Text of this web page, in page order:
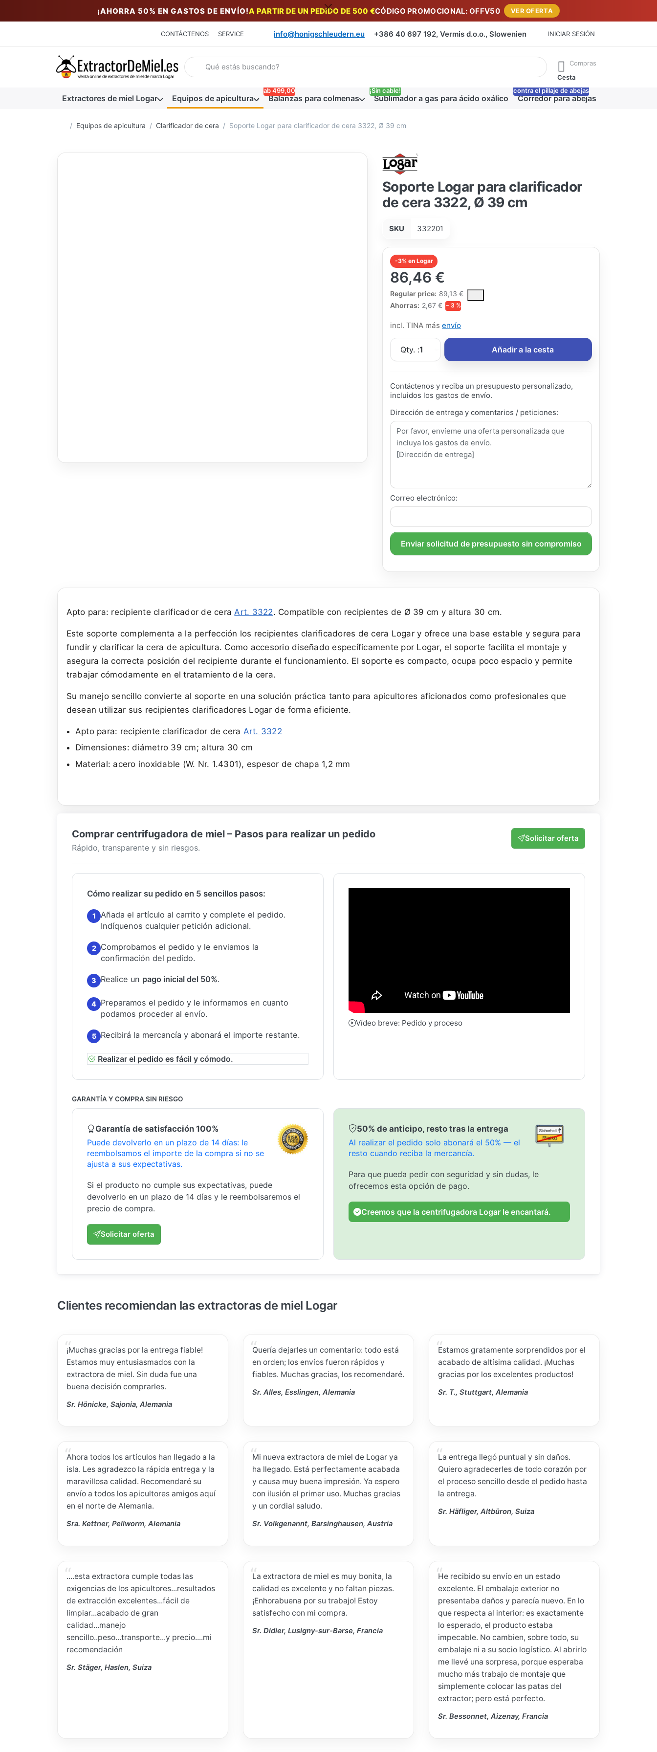
¡AHORRA 50% EN GASTOS DE ENVÍO!A PARTIR DE UN PEDIDO DE 500 €CÓDIGO PROMOCIONAL: OFFV50 VER OFERTA
CONTÁCTENOS SERVICE info@honigschleudern.eu +386 40 697 192, Vermis d.o.o., Slowenien INICIAR SESIÓN
Introduzca un término de búsqueda. Los primeros resultados aparecen automáticamente a medida que escribe. Pulse la tecla Intro para
Compras
Cesta
Extractores de miel Logar Equipos de apicultura Balanzas para colmenas
ab 499,00
Sublimador a gas para ácido oxálico
¡Sin cable!
Corredor para abejas
contra el pillaje de abejas
Página de inicio
Equipos de apicultura Clarificador de cera Soporte Logar para clarificador de cera 3322, Ø 39 cm
Soporte Logar para clarificador
de cera 3322, Ø 39 cm
SKU 332201
-3% en Logar
86,46 €
Regular price: 89,13 €
The Regular Price is the median selling price paid by customers for a product,
Ahorras: 2,67 € − 3 %
incl. TINA másenvío
Qty. :1 Añadir a la cesta
Contáctenos y reciba un presupuesto personalizado,
incluidos los gastos de envío.
Dirección de entrega y comentarios / peticiones:
Correo electrónico:
Enviar solicitud de presupuesto sin compromiso
Apto para: recipiente clarificador de cera Art. 3322. Compatible con recipientes de Ø 39 cm y altura 30 cm.
Este soporte complementa a la perfección los recipientes clarificadores de cera Logar y ofrece una base estable y segura para
fundir y clarificar la cera de apicultura. Como accesorio diseñado específicamente por Logar, el soporte facilita el montaje y
asegura la correcta posición del recipiente durante el funcionamiento. El soporte es compacto, ocupa poco espacio y permite
trabajar cómodamente en el tratamiento de la cera.
Su manejo sencillo convierte al soporte en una solución práctica tanto para apicultores aficionados como profesionales que
desean utilizar sus recipientes clarificadores Logar de forma eficiente.
Apto para: recipiente clarificador de cera Art. 3322
Dimensiones: diámetro 39 cm; altura 30 cm
Material: acero inoxidable (W. Nr. 1.4301), espesor de chapa 1,2 mm
Comprar centrifugadora de miel – Pasos para realizar un pedido
Rápido, transparente y sin riesgos.
Solicitar oferta
Cómo realizar su pedido en 5 sencillos pasos:
1
Añada el artículo al carrito y complete el pedido.
Indíquenos cualquier petición adicional.
2
Comprobamos el pedido y le enviamos la
confirmación del pedido.
3 Realice un pago inicial del 50%.
4 Preparamos el pedido y le informamos en cuanto
podamos proceder al envío.
5 Recibirá la mercancía y abonará el importe restante.
Realizar el pedido es fácil y cómodo.
Vídeo breve: Pedido y proceso
GARANTÍA Y COMPRA SIN RIESGO
Garantía de satisfacción 100%
Puede devolverlo en un plazo de 14 días: le
reembolsamos el importe de la compra si no se
ajusta a sus expectativas.
Si el producto no cumple sus expectativas, puede
devolverlo en un plazo de 14 días y le reembolsaremos el
precio de compra.
Solicitar oferta
50% de anticipo, resto tras la entrega
Al realizar el pedido solo abonará el 50% — el
resto cuando reciba la mercancía.
Para que pueda pedir con seguridad y sin dudas, le
ofrecemos esta opción de pago.
Creemos que la centrifugadora Logar le encantará.
Clientes recomiendan las extractoras de miel Logar
¡Muchas gracias por la entrega fiable!
Estamos muy entusiasmados con la
extractora de miel. Sin duda fue una
buena decisión comprarles.
Sr. Hönicke, Sajonia, Alemania
Quería dejarles un comentario: todo está
en orden; los envíos fueron rápidos y
fiables. Muchas gracias, los recomendaré.
Sr. Alles, Esslingen, Alemania
Estamos gratamente sorprendidos por el
acabado de altísima calidad. ¡Muchas
gracias por los excelentes productos!
Sr. T., Stuttgart, Alemania
Ahora todos los artículos han llegado a la
isla. Les agradezco la rápida entrega y la
maravillosa calidad. Recomendaré su
envío a todos los apicultores amigos aquí
en el norte de Alemania.
Sra. Kettner, Pellworm, Alemania
Mi nueva extractora de miel de Logar ya
ha llegado. Está perfectamente acabada
y causa muy buena impresión. Ya espero
con ilusión el primer uso. Muchas gracias
y un cordial saludo.
Sr. Volkgenannt, Barsinghausen, Austria
La entrega llegó puntual y sin daños.
Quiero agradecerles de todo corazón por
el proceso sencillo desde el pedido hasta
la entrega.
Sr. Häfliger, Altbüron, Suiza
....esta extractora cumple todas las
exigencias de los apicultores...resultados
de extracción excelentes...fácil de
limpiar...acabado de gran
calidad...manejo
sencillo..peso...transporte...y precio....mi
recomendación
Sr. Stäger, Haslen, Suiza
La extractora de miel es muy bonita, la
calidad es excelente y no faltan piezas.
¡Enhorabuena por su trabajo! Estoy
satisfecho con mi compra.
Sr. Didier, Lusigny-sur-Barse, Francia
He recibido su envío en un estado
excelente. El embalaje exterior no
presentaba daños y parecía nuevo. En lo
que respecta al interior: es exactamente
lo esperado, el producto estaba
impecable. No cambien, sobre todo, su
embalaje ni a su socio logístico. Al abrirlo
me llevé una sorpresa, porque esperaba
mucho más trabajo de montaje que
simplemente colocar las patas del
extractor; pero está perfecto.
Sr. Bessonnet, Aizenay, Francia